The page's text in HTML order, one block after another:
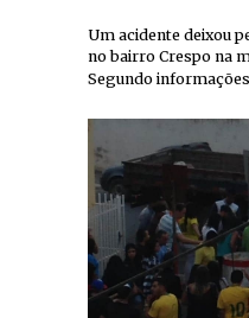
Um acidente deixou
no bairro Crespo na
Segundo